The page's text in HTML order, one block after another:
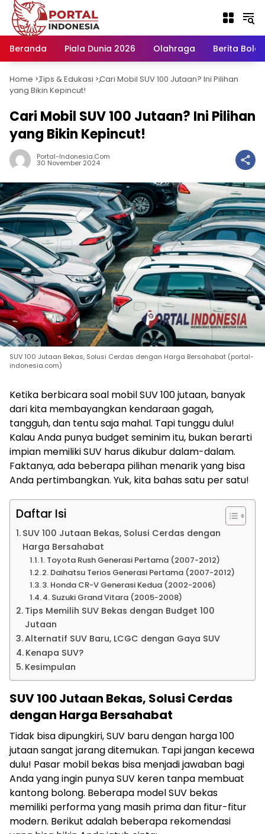
Langsung
konten
Beranda
Piala Dunia 2026 Olahraga Berita Bola
Home -
Tips & Edukasi -
Cari Mobil SUV 100 Jutaan? Ini Pilihan
yang Bikin Kepincut!
Cari Mobil SUV 100 Jutaan? Ini Pilihan
yang Bikin Kepincut!
Portal-Indonesia.com
30 November 2024
SUV 100 Jutaan Bekas, Solusi Cerdas dengan Harga Bersahabat (portal-
indonesia.com)
Ketika berbicara soal mobil SUV 100 jutaan, banyak
dari kita membayangkan kendaraan gagah,
tangguh, dan tentu saja mahal. Tapi tunggu dulu!
Kalau Anda punya budget seminim itu, bukan berarti
impian memiliki SUV harus dikubur dalam-dalam.
Faktanya, ada beberapa pilihan menarik yang bisa
Anda pertimbangkan. Yuk, kita bahas satu per satu!
Daftar Isi
SUV 100 Jutaan Bekas, Solusi Cerdas dengan
Harga Bersahabat
1. Toyota Rush Generasi Pertama (2007-2012)
2. Daihatsu Terios Generasi Pertama (2007-2012)
3. Honda CR-V Generasi Kedua (2002-2006)
4. Suzuki Grand Vitara (2005-2008)
Tips Memilih SUV Bekas dengan Budget 100
Jutaan
Alternatif SUV Baru, LCGC dengan Gaya SUV
Kenapa SUV?
Kesimpulan
SUV 100 Jutaan Bekas, Solusi Cerdas
dengan Harga Bersahabat
Tidak bisa dipungkiri, SUV baru dengan harga 100
jutaan sangat jarang ditemukan. Tapi jangan kecewa
dulu! Pasar mobil bekas bisa menjadi jawaban bagi
Anda yang ingin punya SUV keren tanpa membuat
kantong bolong. Beberapa model SUV bekas
memiliki performa yang masih prima dan fitur-fitur
modern. Berikut adalah beberapa rekomendasi